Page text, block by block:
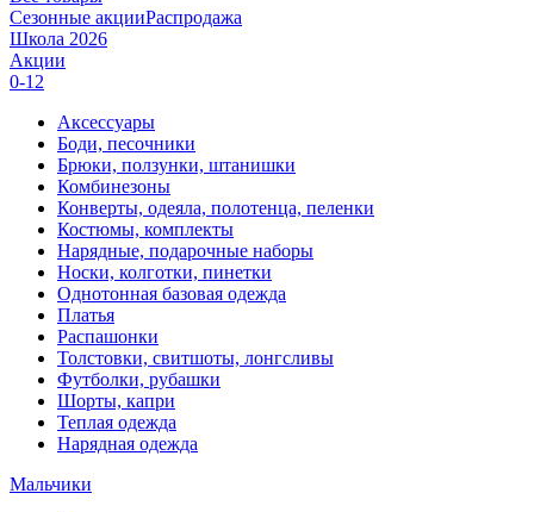
Сезонные акцииРаспродажа
Школа 2026
Акции
0-12
Аксессуары
Боди, песочники
Брюки, ползунки, штанишки
Комбинезоны
Конверты, одеяла, полотенца, пеленки
Костюмы, комплекты
Нарядные, подарочные наборы
Носки, колготки, пинетки
Однотонная базовая одежда
Платья
Распашонки
Толстовки, свитшоты, лонгсливы
Футболки, рубашки
Шорты, капри
Теплая одежда
Нарядная одежда
Мальчики